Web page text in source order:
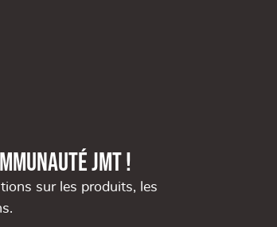
JMT !
sur les produits, les